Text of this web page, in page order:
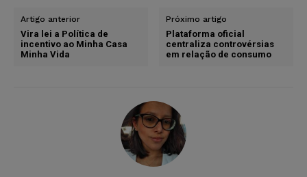
Artigo anterior
Vira lei a Política de
incentivo ao Minha Casa
Minha Vida
Próximo artigo
Plataforma oficial
centraliza controvérsias
em relação de consumo